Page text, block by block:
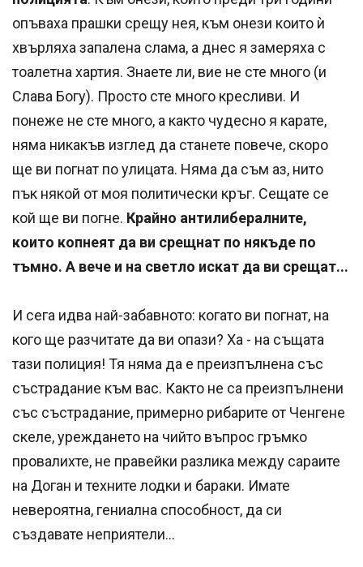
опъваха прашки срещу нея, към онези които ѝ
хвърляха запалена слама, а днес я замеряха с
тоалетна хартия. Знаете ли, вие не сте много (и
Слава Богу). Просто сте много кресливи. И
понеже не сте много, а както чудесно я карате,
няма никакъв изглед да станете повече, скоро
ще ви погнат по улицата. Няма да съм аз, нито
пък някой от моя политически кръг. Сещате се
кой ще ви погне. Крайно антилибералните,
които копнеят да ви срещнат по някъде по
тъмно. А вече и на светло искат да ви срещат...
И сега идва най-забавното: когато ви погнат, на
кого ще разчитате да ви опази? Ха - на същата
тази полиция! Тя няма да е преизпълнена със
състрадание към вас. Както не са преизпълнени
със състрадание, примерно рибарите от Ченгене
скеле, уреждането на чийто въпрос гръмко
провалихте, не правейки разлика между сараите
на Доган и техните лодки и бараки. Имате
невероятна, гениална способност, да си
създавате неприятели...